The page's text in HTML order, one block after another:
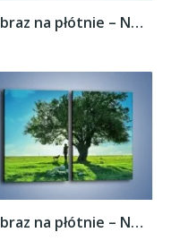
Obraz na płótnie – Na długi spacer z psem...
Obraz na płótnie – Na długi spacer z psem...